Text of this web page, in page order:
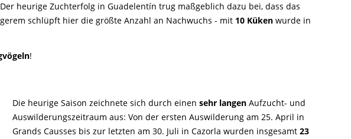
heurige Zuchterfolg in Guadelentín trug maßgeblich dazu bei, dass das
schlüpft hier die größte Anzahl an Nachwuchs - mit 10 Küken wurde in
!
Die heurige Saison zeichnete sich durch einen sehr langenAufzucht- und
Auswilderungszeitraum aus: Von der ersten Auswilderung am 25. April in
Grands Causses bis zur letzten am 30. Juli in Cazorla wurden insgesamt 23